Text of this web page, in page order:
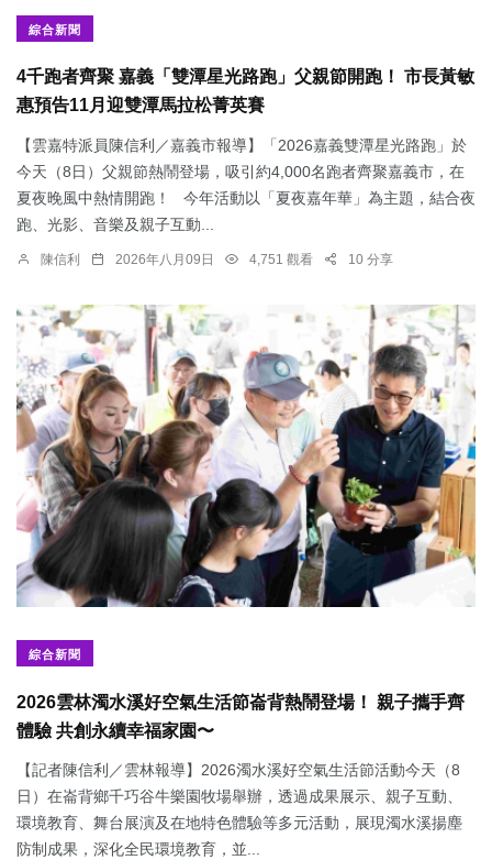
綜合新聞
4千跑者齊聚 嘉義「雙潭星光路跑」父親節開跑！ 市長黃敏
惠預告11月迎雙潭馬拉松菁英賽
【雲嘉特派員陳信利／嘉義市報導】「2026嘉義雙潭星光路跑」於
今天（8日）父親節熱鬧登場，吸引約4,000名跑者齊聚嘉義市，在
夏夜晚風中熱情開跑！ 今年活動以「夏夜嘉年華」為主題，結合夜
跑、光影、音樂及親子互動...
陳信利 2026年八月09日 4,751 觀看 10 分享
綜合新聞
2026雲林濁水溪好空氣生活節崙背熱鬧登場！ 親子攜手齊
體驗 共創永續幸福家園〜
【記者陳信利／雲林報導】2026濁水溪好空氣生活節活動今天（8
日）在崙背鄉千巧谷牛樂園牧場舉辦，透過成果展示、親子互動、
環境教育、舞台展演及在地特色體驗等多元活動，展現濁水溪揚塵
防制成果，深化全民環境教育，並...